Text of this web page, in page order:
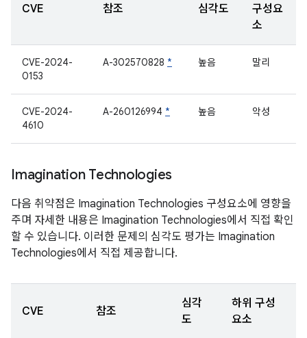
CVE 참조 심각도
구성요
소
CVE-2024-
0153
A-302570828 * 높음 말리
CVE-2024-
4610
A-260126994 * 높음 악성
Imagination Technologies
다음 취약점은 Imagination Technologies 구성요소에 영향을
주며 자세한 내용은 Imagination Technologies에서 직접 확인
할 수 있습니다. 이러한 문제의 심각도 평가는 Imagination
Technologies에서 직접 제공합니다.
CVE 참조
심각
도
하위 구성
요소